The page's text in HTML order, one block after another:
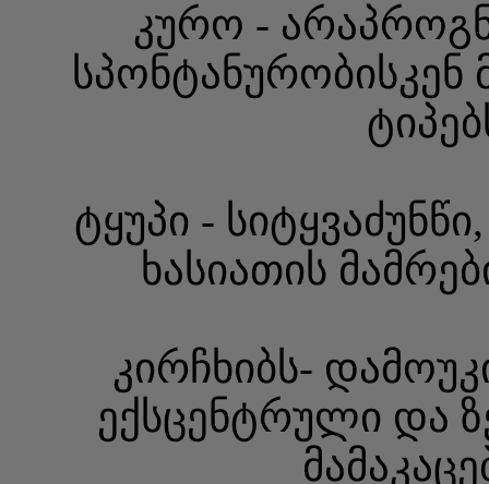
კურო -
ტყუპი -
ხასიათის
კირჩხიბს-
ექსცენტრული და